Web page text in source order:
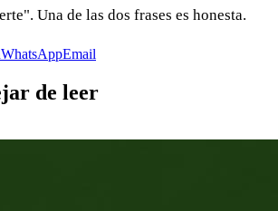
Una de las dos frases es honesta.
WhatsAppEmail
de leer